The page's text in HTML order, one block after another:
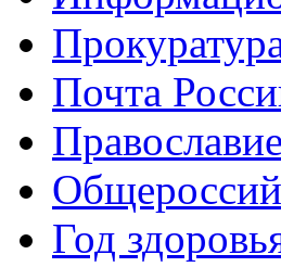
Почта
Православие
Год